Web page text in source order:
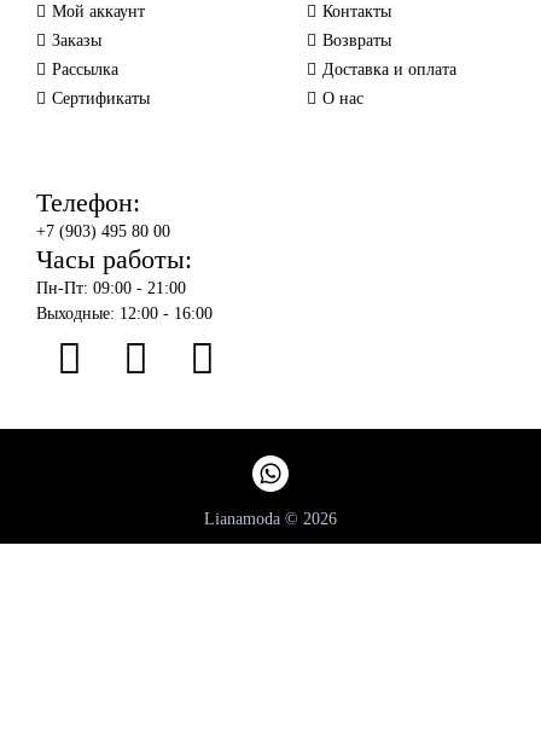
Мой аккаунт
Заказы
Рассылка
Сертификаты
Контакты
Возвраты
Доставка и оплата
О нас
Телефон:
+7 (903) 495 80 00
Часы работы:
Пн-Пт: 09:00 - 21:00
Выходные: 12:00 - 16:00
Lianamoda © 2026